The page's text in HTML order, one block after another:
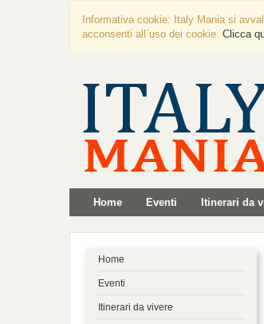
Informativa cookie: Italy Mania si
acconsenti all´uso dei cookie. Clicca
Home Eventi Itinerari da
Home
Eventi
Itinerari da vivere